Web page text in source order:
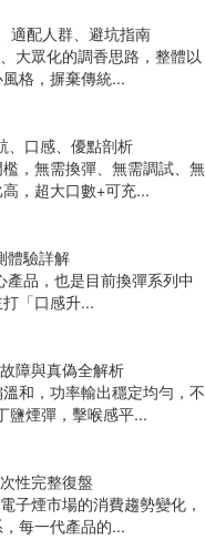
適配人群、避坑指南
大眾化的調香思路，整體以
格，摒棄傳統...
、口感、優點剖析
，無需換彈、無需調試、無
，超大口數+可充...
體驗詳解
品，也是目前換彈系列中
「口感升...
障與真偽全解析
和，功率輸出穩定均勻，不
鹽煙彈，擊喉感平...
性完整復盤
子煙市場的消費趨勢變化，
每一代產品的...